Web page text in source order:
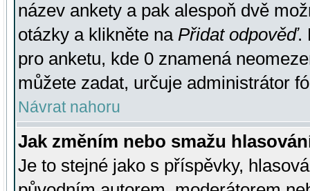
název ankety a pak alespoň dvě
otázky a klikněte na Přidat odpověď.
pro anketu, kde 0 znamená
můžete zadat, určuje administrátor
Návrat nahoru
Jak změním nebo smažu
Je to stejné jako s příspěvky,